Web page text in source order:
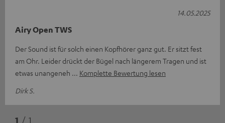
Airy Open TWS
Der Sound ist für solch einen Kopfhörer ganz gut. Er sitzt fest
am Ohr. Leider drückt der Bügel nach längerem Tragen und ist
etwas unangeneh
Komplette Bewertung lesen
Dirk S.
14.05.2025
1 / 1